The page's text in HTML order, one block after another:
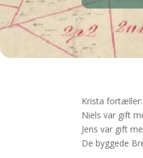
Krista fortæller:
Niels var gift
Jens var gift
De byggede